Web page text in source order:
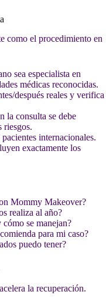
como el procedimiento en
sea especialista en
médicas reconocidas.
después reales y verifica
la consulta se debe
riesgos.
pacientes internacionales.
exactamente los
Mommy Makeover?
realiza al año?
se manejan?
para mi caso?
puedo tener?
la recuperación.